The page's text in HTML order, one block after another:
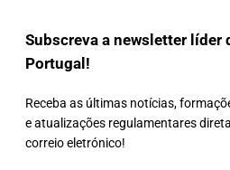
Subscreva a newsletter líder
Portugal!
Receba as últimas notícias,
e atualizações regulamentares
correio eletrónico!